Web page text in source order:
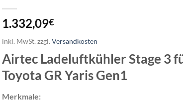
1.332,09€
inkl. MwSt. zzgl. Versandkosten
Airtec Ladeluftkühler Stage 3
Toyota GR Yaris Gen1
Merkmale: